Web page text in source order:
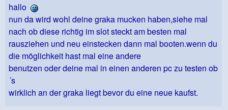
hallo
nun da wird wohl deine graka mucken haben,siehe mal
nach ob diese richtig im slot steckt am besten mal
rausziehen und neu einstecken dann mal booten.wenn du
die möglichkeit hast mal eine andere
benutzen oder deine mal in einen anderen pc zu testen ob
´s
wirklich an der graka liegt bevor du eine neue kaufst.